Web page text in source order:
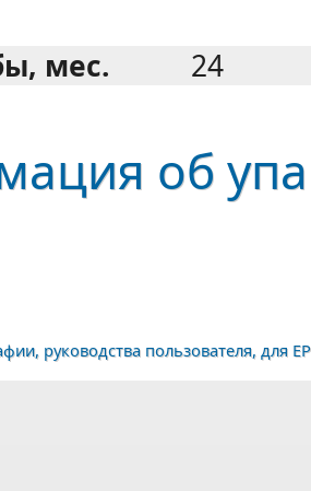
мес. 24
об
руководства пользователя, для